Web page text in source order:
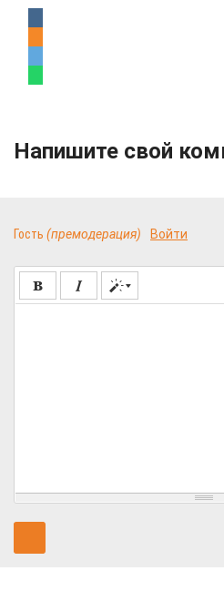
Напишите свой
Гость (премодерация) Войти